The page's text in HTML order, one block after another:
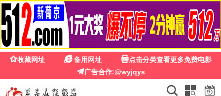
西 美丽姑娘免费高清电影 · 免费看
电影电视剧 综艺 动漫排行榜